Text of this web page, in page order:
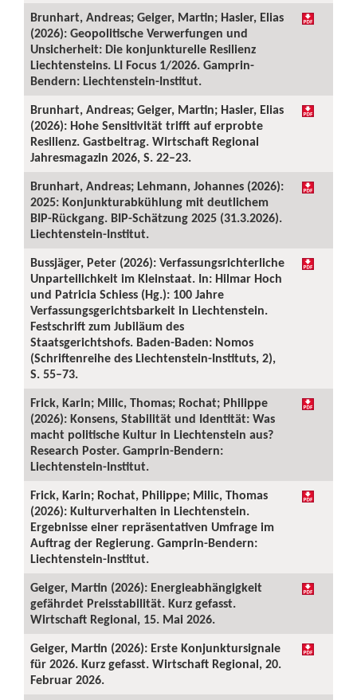
Brunhart, Andreas; Geiger, Martin; Hasler, Elias
(2026): Geopolitische Verwerfungen und
Unsicherheit: Die konjunkturelle Resilienz
Liechtensteins. LI Focus 1/2026. Gamprin-
Bendern: Liechtenstein-Institut.
Brunhart, Andreas; Geiger, Martin; Hasler, Elias
(2026): Hohe Sensitivität trifft auf erprobte
Resilienz. Gastbeitrag. Wirtschaft Regional
Jahresmagazin 2026, S. 22–23.
Brunhart, Andreas; Lehmann, Johannes (2026):
2025: Konjunkturabkühlung mit deutlichem
BIP-Rückgang. BIP-Schätzung 2025 (31.3.2026).
Liechtenstein-Institut.
Bussjäger, Peter (2026): Verfassungsrichterliche
Unparteilichkeit im Kleinstaat. In: Hilmar Hoch
und Patricia Schiess (Hg.): 100 Jahre
Verfassungsgerichtsbarkeit in Liechtenstein.
Festschrift zum Jubiläum des
Staatsgerichtshofs. Baden-Baden: Nomos
(Schriftenreihe des Liechtenstein-Instituts, 2),
S. 55–73.
Frick, Karin; Milic, Thomas; Rochat; Philippe
(2026): Konsens, Stabilität und Identität: Was
macht politische Kultur in Liechtenstein aus?
Research Poster. Gamprin-Bendern:
Liechtenstein-Institut.
Frick, Karin; Rochat, Philippe; Milic, Thomas
(2026): Kulturverhalten in Liechtenstein.
Ergebnisse einer repräsentativen Umfrage im
Auftrag der Regierung. Gamprin-Bendern:
Liechtenstein-Institut.
Geiger, Martin (2026): Energieabhängigkeit
gefährdet Preisstabilität. Kurz gefasst.
Wirtschaft Regional, 15. Mai 2026.
Geiger, Martin (2026): Erste Konjunktursignale
für 2026. Kurz gefasst. Wirtschaft Regional, 20.
Februar 2026.